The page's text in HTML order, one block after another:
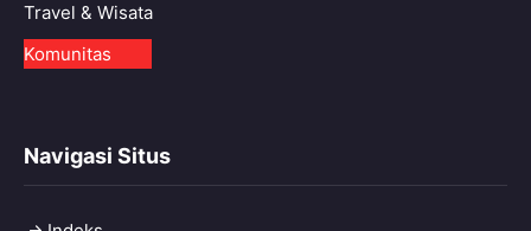
Travel & Wisata
Komunitas
Navigasi Situs